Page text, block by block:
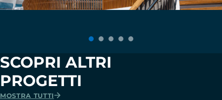
SCOPRI ALTRI
PROGETTI
MOSTRA TUTTI